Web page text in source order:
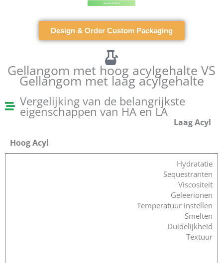
Design & Order Custom Packaging
Gellangom met hoog acylgehalte VS
Gellangom met laag acylgehalte
Vergelijking van de belangrijkste
eigenschappen van HA en LA
Laag Acyl
Hoog Acyl
Hydratatie
Sequestranten
Viscositeit
Geleerionen
Temperatuur instellen
Smelten
Duidelijkheid
Textuur